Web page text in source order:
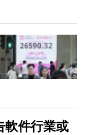
軟件行業或